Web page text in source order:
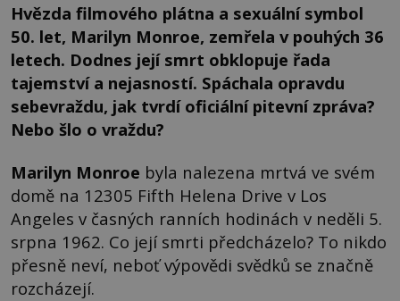
Hvězda filmového plátna a sexuální symbol
50. let, Marilyn Monroe, zemřela v pouhých 36
letech. Dodnes její smrt obklopuje řada
tajemství a nejasností. Spáchala opravdu
sebevraždu, jak tvrdí oficiální pitevní zpráva?
Nebo šlo o vraždu?
Marilyn Monroe byla nalezena mrtvá ve svém
domě na 12305 Fifth Helena Drive v Los
Angeles v časných ranních hodinách v neděli 5.
srpna 1962. Co její smrti předcházelo? To nikdo
přesně neví, neboť výpovědi svědků se značně
rozcházejí.